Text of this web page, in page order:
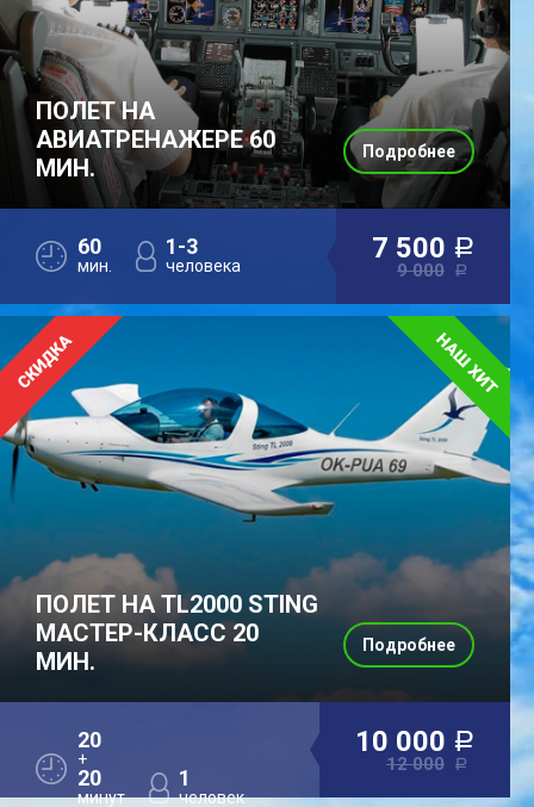
ПОЛЕТ НА
АВИАТРЕНАЖЕРЕ 60
МИН.
60
мин.
1-3
человека
7 500 a
9 000 a
Подробнее
ПОЛЕТ НА TL2000 STING
МАСТЕР-КЛАСС 20
МИН.
20
+
20
минут
1
человек
10 000 a
12 000 a
Подробнее